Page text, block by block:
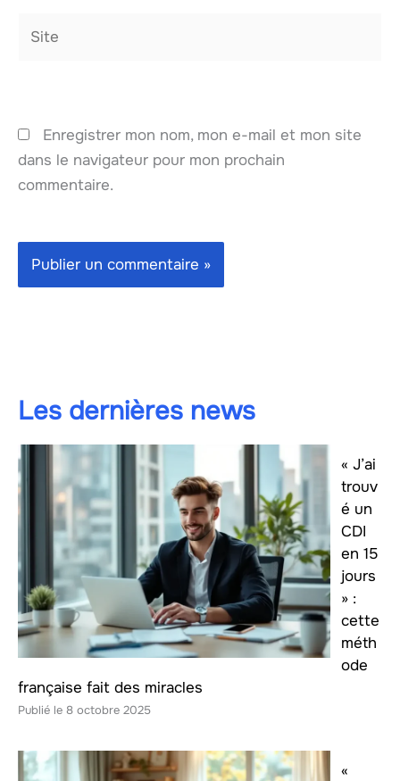
Enregistrer mon nom, mon e-mail et mon site
dans le navigateur pour mon prochain
commentaire.
Les dernières news
« J’ai
trouv
é un
CDI
en 15
jours
» :
cette
méth
ode
française fait des miracles
8 octobre 2025
«